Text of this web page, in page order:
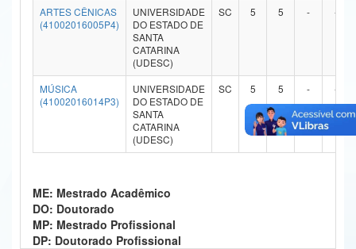
Ministério da Ciência, Tecnologia, Inovações e Comunicações
Ministério do Turismo
Ministério do Desenvolvimento Regional
Secretaria-Geral
Secretaria de Governo
ARTES CÊNICAS
(41002016005P4)
UNIVERSIDADE
DO ESTADO DE
SANTA
CATARINA
(UDESC)
SC 5 5 - -
MÚSICA
(41002016014P3)
UNIVERSIDADE
DO ESTADO DE
SANTA
CATARINA
(UDESC)
SC 5 5 - -
ME: Mestrado Acadêmico
DO: Doutorado
MP: Mestrado Profissional
DP: Doutorado Profissional